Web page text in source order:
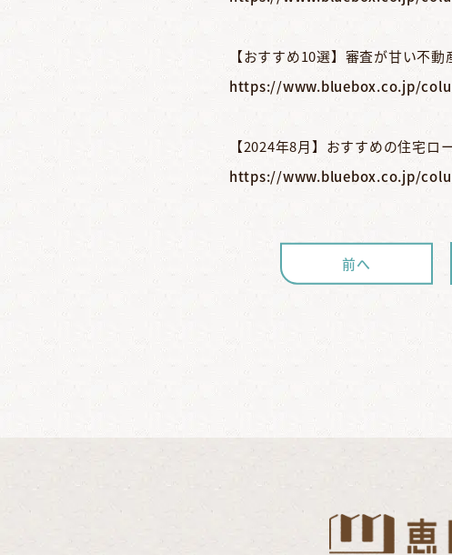
【おすすめ10選】審査が甘い不
https://www.bluebox.co.jp/
【2024年8月】おすすめの住宅
https://www.bluebox.co.jp/
前へ